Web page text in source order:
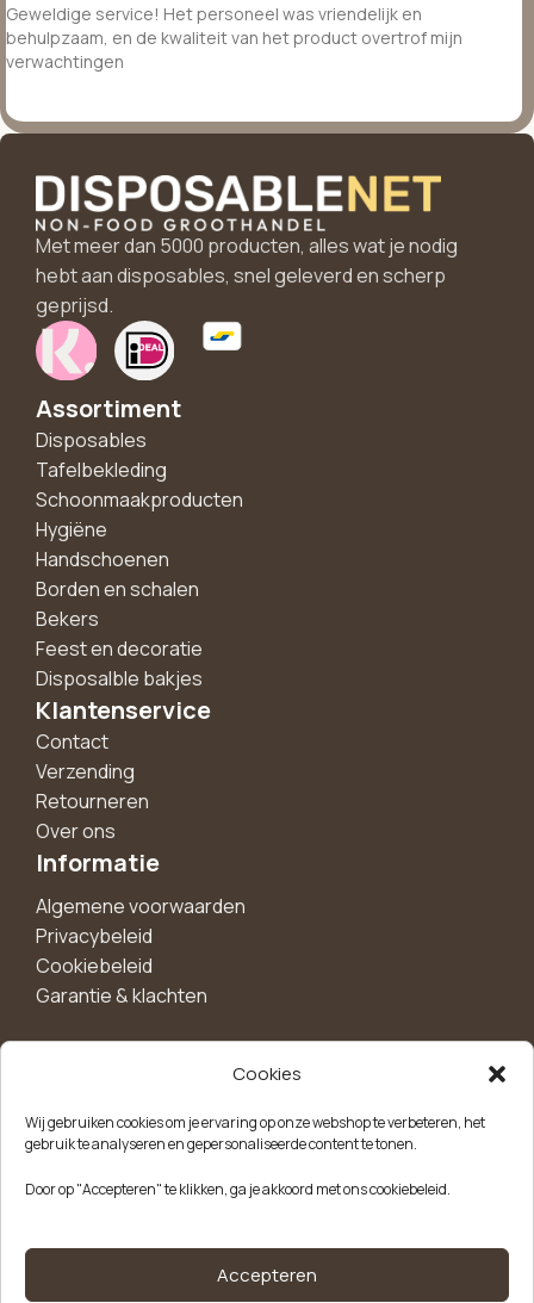
Cookies
Wij gebruiken cookies om je ervaring op onze webshop te verbeteren, het
gebruik te analyseren en gepersonaliseerde content te tonen.
Door op "Accepteren" te klikken, ga je akkoord met ons cookiebeleid.
Accepteren
Geweldige service! Het personeel was vriendelijk en
behulpzaam, en de kwaliteit van het product overtrof mijn
verwachtingen
Met meer dan 5000 producten, alles wat je nodig
hebt aan disposables, snel geleverd en scherp
geprijsd.
Assortiment
Disposables
Tafelbekleding
Schoonmaakproducten
Hygiëne
Handschoenen
Borden en schalen
Bekers
Feest en decoratie
Disposalble bakjes
Klantenservice
Contact
Verzending
Retourneren
Over ons
Informatie
Algemene voorwaarden
Privacybeleid
Cookiebeleid
Garantie & klachten
korting!
aanbiedingen, nieuwe producten en handige tips.